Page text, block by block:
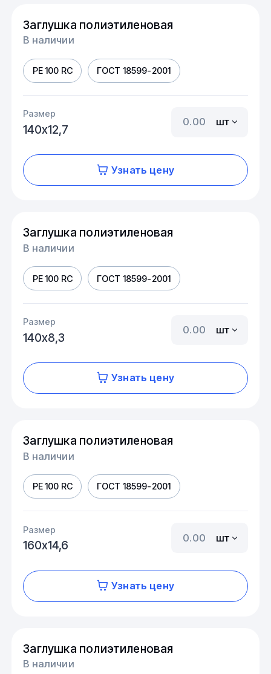
Заглушка полиэтиленовая
В наличии
PE 100 RC ГОСТ 18599-2001
Размер
140х12,7
шт
Узнать цену
Заглушка полиэтиленовая
В наличии
PE 100 RC ГОСТ 18599-2001
Размер
140х8,3
шт
Узнать цену
Заглушка полиэтиленовая
В наличии
PE 100 RC ГОСТ 18599-2001
Размер
160х14,6
шт
Узнать цену
Заглушка полиэтиленовая
В наличии